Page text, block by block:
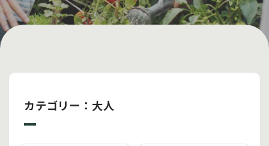
カテゴリー：大人